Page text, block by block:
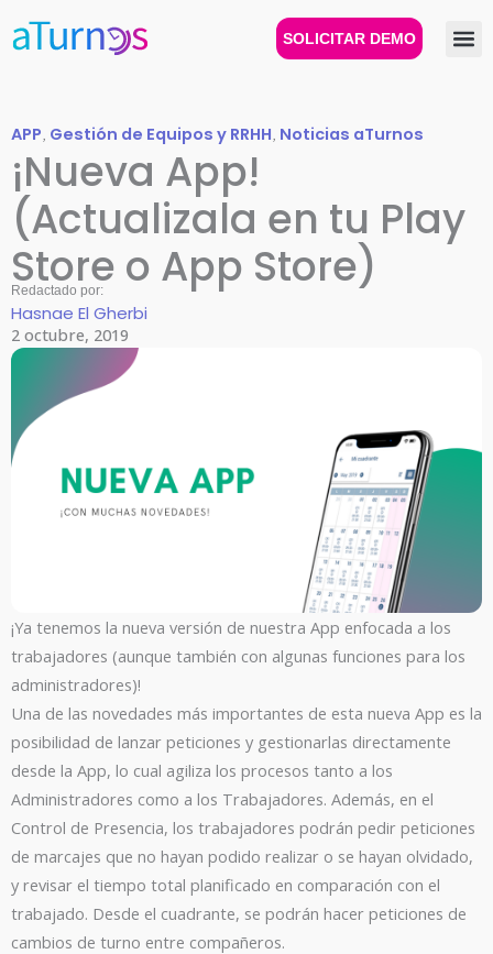
SOLICITAR DEMO
APP, Gestión de Equipos y RRHH, Noticias aTurnos
¡Nueva App!
(Actualizala en tu Play
Store o App Store)
Redactado por:
Hasnae El Gherbi
2 octubre, 2019
¡Ya tenemos la nueva versión de nuestra App enfocada a los
trabajadores (aunque también con algunas funciones para los
administradores)!
Una de las novedades más importantes de esta nueva App es la
posibilidad de lanzar peticiones y gestionarlas directamente
desde la App, lo cual agiliza los procesos tanto a los
Administradores como a los Trabajadores. Además, en el
Control de Presencia, los trabajadores podrán pedir peticiones
de marcajes que no hayan podido realizar o se hayan olvidado,
y revisar el tiempo total planificado en comparación con el
trabajado. Desde el cuadrante, se podrán hacer peticiones de
cambios de turno entre compañeros.